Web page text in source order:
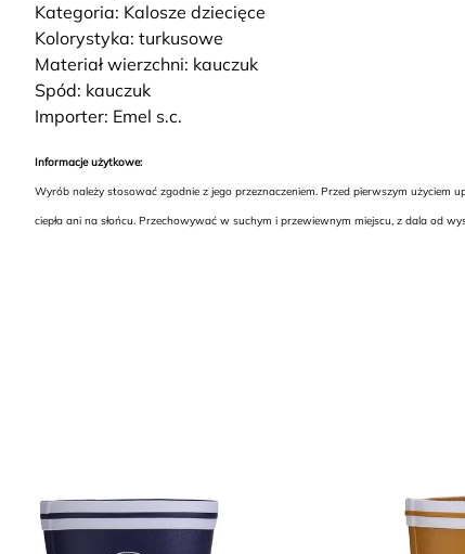
Kategoria: Kalosze dziecięce
Kolorystyka: turkusowe
Materiał wierzchni: kauczuk
Spód: kauczuk
Importer: Emel s.c.
Informacje użytkowe:
Wyrób należy stosować zgodnie z jego przeznaczeniem. Przed pierwszym użyciem
ciepła ani na słońcu. Przechowywać w suchym i przewiewnym miejscu, z dala od